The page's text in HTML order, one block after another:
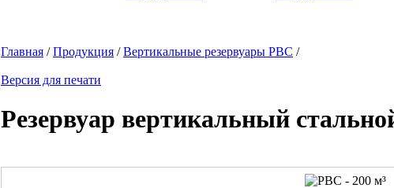
Главная /Продукция /Вертикальные резервуары РВС /
Версия для печати
Резервуар вертикальный